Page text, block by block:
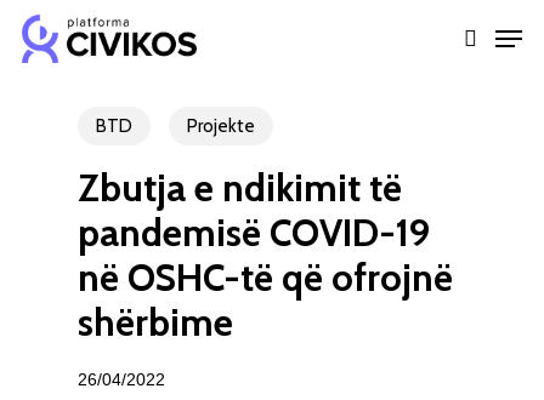
Skip
search
BTD Projekte
Zbutja e ndikimit të
pandemisë COVID-19
në OSHC-të që ofrojnë
shërbime
26/04/2022